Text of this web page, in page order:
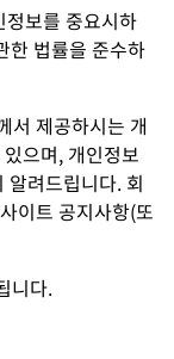
보를 중요시하
한 법률을 준수하
서 제공하시는 개
으며, 개인정보
려드립니다. 회
이트 공지사항(또
니다.